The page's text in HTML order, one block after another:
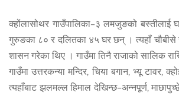
क्होंलासोथर गाउँपालिका–३ लमजुङको बस्तीलाई
गुरुङका ८० र दलितका ४५ घर छन् । त्यहाँ चौबीसे
शासन गरेका थिए । गाउँमा तिनै राजाको सालिक
गाउँमा उत्तरकन्या मन्दिर, चिया बगान, भ्यू टावर,
त्यहाँबाट झलमल्ल हिमाल देखिन्छ–अन्नपूर्ण,